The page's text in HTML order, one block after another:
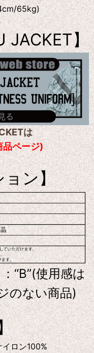
65kg)
JACKET】
は
品ページ)
ョン】
“B”(使用感は
のない商品)
ロン100%